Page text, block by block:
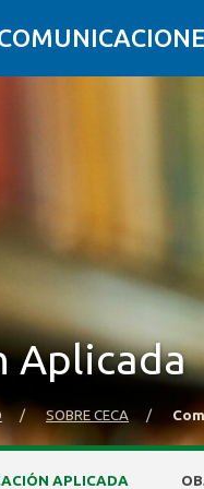
Aplicada
/ SOBRE CECA /
APLICADA